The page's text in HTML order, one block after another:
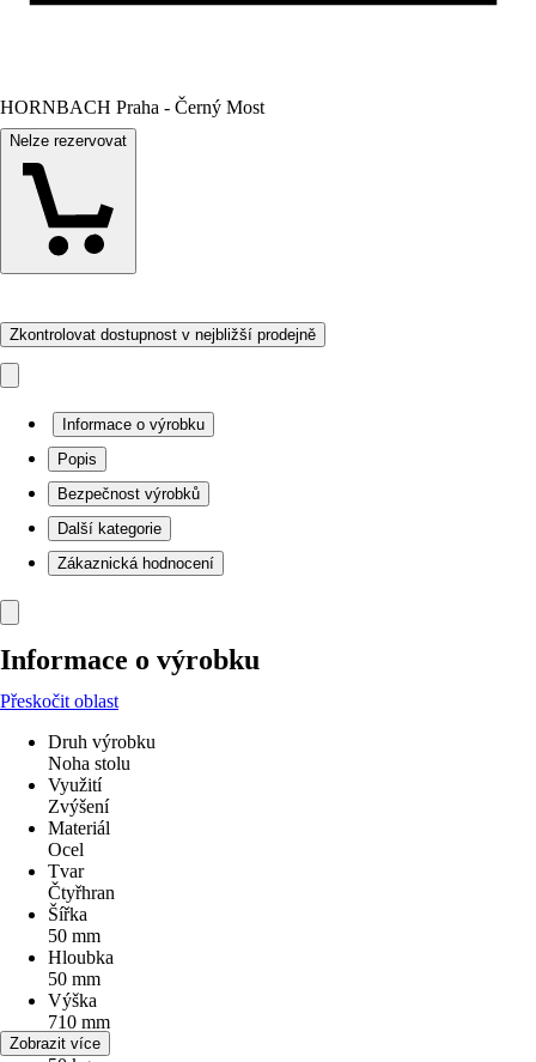
HORNBACH Praha - Černý Most
Nelze rezervovat
Zkontrolovat dostupnost v nejbližší prodejně
Informace o výrobku
Popis
Bezpečnost výrobků
Další kategorie
Zákaznická hodnocení
Informace o výrobku
Přeskočit oblast
Druh výrobku
Noha stolu
Využití
Zvýšení
Materiál
Ocel
Tvar
Čtyřhran
Šířka
50 mm
Hloubka
50 mm
Výška
710 mm
zatížení
Zobrazit více